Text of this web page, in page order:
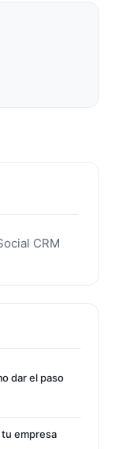
CRM
dar el paso
tu empresa